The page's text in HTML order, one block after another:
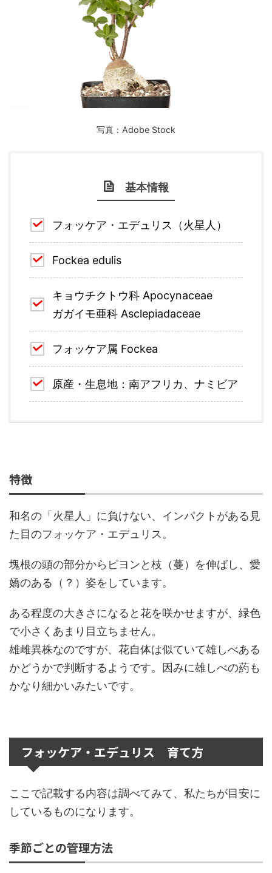
写真：Adobe Stock
基本情報
フォッケア・エデュリス（火星人）
Fockea edulis
キョウチクトウ科 Apocynaceae
ガガイモ亜科 Asclepiadaceae
フォッケア属 Fockea
原産・生息地：南アフリカ、ナミビア
特徴
和名の「火星人」に負けない、インパクトがある見
た目のフォッケア・エデュリス。
塊根の頭の部分からピヨンと枝（蔓）を伸ばし、愛
嬌のある（？）姿をしています。
ある程度の大きさになると花を咲かせますが、緑色
で小さくあまり目立ちません。
雄雌異株なのですが、花自体は似ていて雄しべある
かどうかで判断するようです。因みに雄しべの葯も
かなり細かいみたいです。
フォッケア・エデュリス 育て方
ここで記載する内容は調べてみて、私たちが目安に
しているものになります。
季節ごとの管理方法